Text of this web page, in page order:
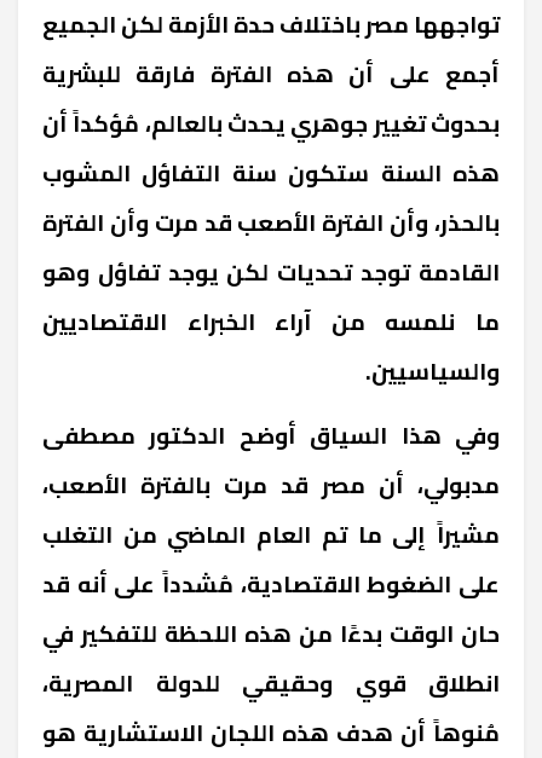
تواجهها مصر باختلاف حدة الأزمة لكن الجميع
أجمع على أن هذه الفترة فارقة للبشرية
بحدوث تغيير جوهري يحدث بالعالم، مُؤكداً أن
هذه السنة ستكون سنة التفاؤل المشوب
بالحذر، وأن الفترة الأصعب قد مرت وأن الفترة
القادمة توجد تحديات لكن يوجد تفاؤل وهو
ما نلمسه من آراء الخبراء الاقتصاديين
والسياسيين.
وفي هذا السياق أوضح الدكتور مصطفى
مدبولي، أن مصر قد مرت بالفترة الأصعب،
مشيراً إلى ما تم العام الماضي من التغلب
على الضغوط الاقتصادية، مُشدداً على أنه قد
حان الوقت بدءًا من هذه اللحظة للتفكير في
انطلاق قوي وحقيقي للدولة المصرية،
مُنوهاً أن هدف هذه اللجان الاستشارية هو